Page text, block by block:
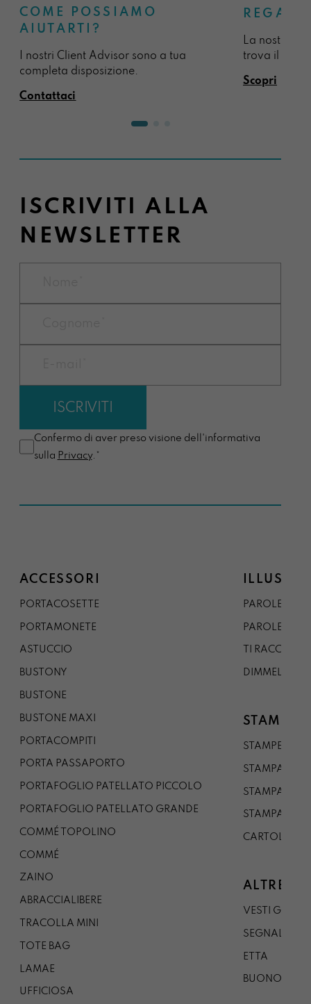
COME POSSIAMO
AIUTARTI?
I nostri Client Advisor sono a tua
completa disposizione.
Contattaci
La nostra
trova il
Scopri
ISCRIVITI ALLA
NEWSLETTER
Confermo di aver preso visione dell'informativa
sulla Privacy.*
ACCESSORI
PORTACOSETTE
PORTAMONETE
ASTUCCIO
BUSTONY
BUSTONE
BUSTONE MAXI
PORTACOMPITI
PORTA PASSAPORTO
PORTAFOGLIO PATELLATO PICCOLO
PORTAFOGLIO PATELLATO GRANDE
COMMÉ TOPOLINO
COMMÉ
ZAINO
ABRACCIALIBERE
TRACOLLA MINI
TOTE BAG
LAMAE
UFFICIOSA
PAROLE DAL
PAROLE DA
TI
DIMMELO
STAMPE
STAMPE A5
STAMPA A3
STAMPA A1
STAMPA A0
CARTOLINA
ALTRE
VESTI
SEGNALIBRO
ETTA
BUONO